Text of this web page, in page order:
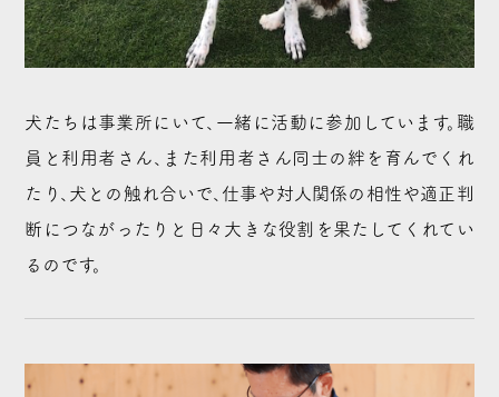
犬たちは事業所にいて、一緒に活動に参加しています。職
員と利用者さん、また利用者さん同士の絆を育んでくれ
たり、犬との触れ合いで、仕事や対人関係の相性や適正判
断につながったりと日々大きな役割を果たしてくれてい
るのです。